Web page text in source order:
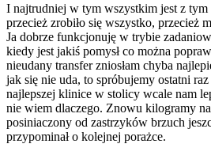
I najtrudniej w tym wszystkim jest z tym
przecież zrobiło się wszystko, przecież
Ja dobrze funkcjonuję w trybie
kiedy jest jakiś pomysł co można
nieudany transfer zniosłam chyba
jak się nie uda, to spróbujemy ostatni
najlepszej klinice w stolicy wcale nam
nie wiem dlaczego. Znowu kilogramy
posiniaczony od zastrzyków brzuch
przypominał o kolejnej porażce.